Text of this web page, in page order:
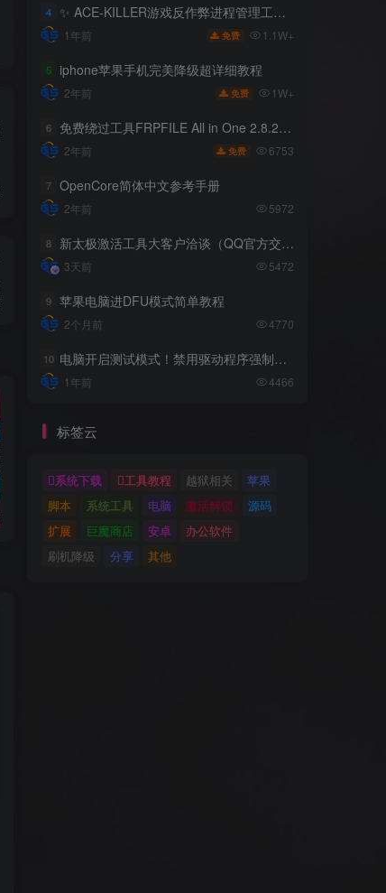
iphone苹果手机完美降级超详细教程
黑苹果必备：Intel核显platform ID整理及smbios速查表
4 ✨ ACE-KILLER游戏反作弊进程管理工具 ✨
1年前 免费 1.1W+
5 iphone苹果手机完美降级超详细教程
2年前 免费 1W+
6 免费绕过工具FRPFILE All in One 2.8.2，支持iOS 12.5.3~14.8
2年前 免费 6753
7 OpenCore简体中文参考手册
2年前 5972
8 新太极激活工具大客户洽谈（QQ官方交流群：523943346）
3天前 5472
9 苹果电脑进DFU模式简单教程
2个月前 4770
10 电脑开启测试模式！禁用驱动程序强制签名！（大概操作方法）
1年前 4466
标签云
系统下载 工具教程 越狱相关
苹果
脚本
系统工具 电脑 激活解锁
源码
扩展
巨魔商店 安卓
办公软件
刷机降级
分享 其他